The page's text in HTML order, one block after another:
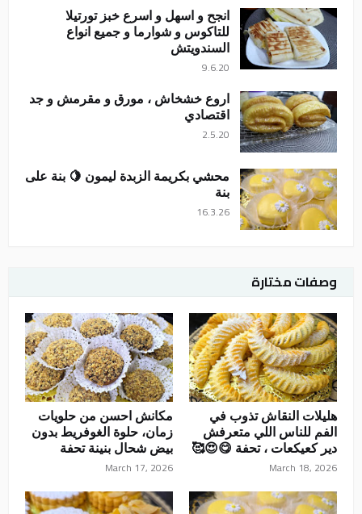
انجح و اسهل و اسرع خبز تورتيلا
للتاكوس و شوارما و جميع انواع
السندويتش
9.6.20
اروع خشخاش ، مورق و مقرمش و جد
اقتصادي
2.5.20
محشي بكريمة الزبدة ليمون 🍋 بنة على
بنة
16.3.26
وصفات مختارة
هليلات النقاش تذوب في
الفم للناس اللي متعرفش
دير كعيكعات ، تحفة 😋😍🥰
March 18, 2026
مكانش احسن من حلويات
زمان، حلوة الغوفريط بدون
بيض شحال بنينة تحفة
March 17, 2026